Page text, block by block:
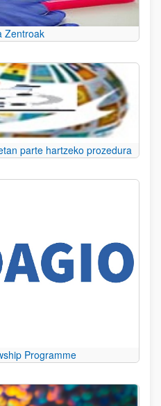
Zentroak
parte hartzeko prozedura
Programme